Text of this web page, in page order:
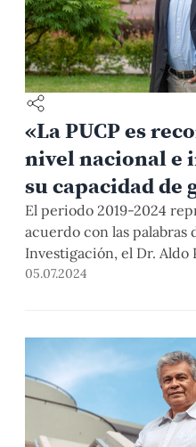
«La PUCP es
nivel nacional e
su capacidad de
conocimientos»
El periodo 2019-2024
acuerdo con las
Investigación, el Dr. Aldo
heterogeneidad de la
estratégicos:
El reconocimiento que
05.07.2024